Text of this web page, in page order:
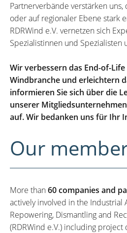
Partnerverbände verstärken
oder auf regionaler Ebene stark
RDRWind e.V. vernetzen sich
Spezialistinnen und Spezialisten
Wir verbessern das End-of-
Windbranche und erleichtern
informieren Sie sich über die
unserer
auf. Wir bedanken uns für Ihr
Our
More than60 companies and
actively involved in the Industrial
Repowering, Dismantling and
(RDRWind e.V.) including